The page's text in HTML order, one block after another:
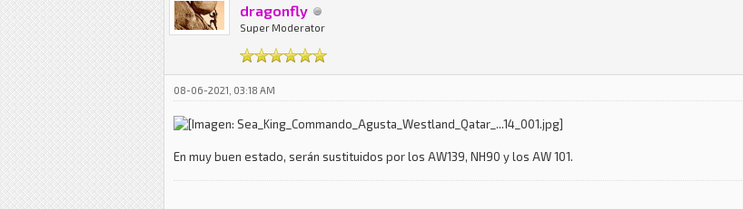
dragonfly
Super Moderator
08-06-2021, 03:18 AM
En muy buen estado, serán sustituidos por los AW139, NH90 y los AW 101.